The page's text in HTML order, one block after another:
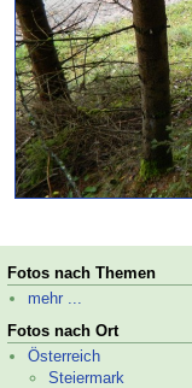
Fotos nach Themen
mehr ...
Fotos nach Ort
Österreich
Steiermark